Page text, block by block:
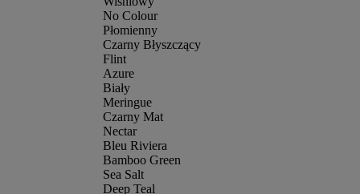
No Colour
Płomienny
Czarny Błyszczący
Flint
Azure
Biały
Meringue
Czarny Mat
Nectar
Bleu Riviera
Bamboo Green
Sea Salt
Deep Teal